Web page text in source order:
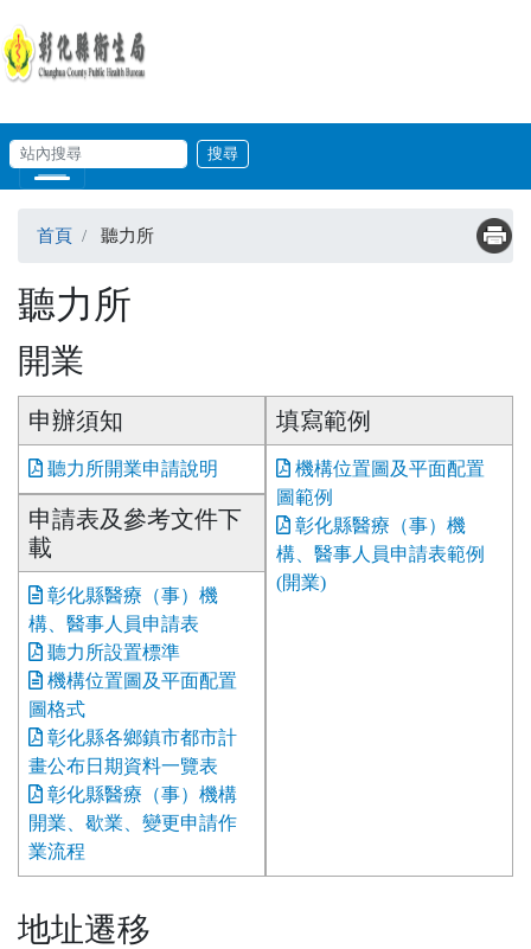
站內搜尋
輸入關鍵字
首頁 聽力所
聽力所
開業
申辦須知
聽力所開業申請說明
申請表及參考文件下
載
彰化縣醫療（事）機
構、醫事人員申請表
聽力所設置標準
機構位置圖及平面配置
圖格式
彰化縣各鄉鎮市都市計
畫公布日期資料一覽表
彰化縣醫療（事）機構
開業、歇業、變更申請作
業流程
填寫範例
機構位置圖及平面配置
圖範例
彰化縣醫療（事）機
構、醫事人員申請表範例
(開業)
地址遷移